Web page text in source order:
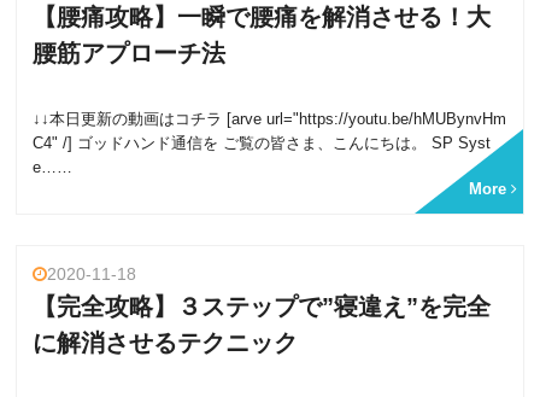
【腰痛攻略】一瞬で腰痛を解消させる！大
腰筋アプローチ法
↓↓本日更新の動画はコチラ [arve url="https://youtu.be/hMUBynvHm
C4" /] ゴッドハンド通信を ご覧の皆さま、こんにちは。 SP Syst
e……
More
2020-11-18
【完全攻略】３ステップで”寝違え”を完全
に解消させるテクニック